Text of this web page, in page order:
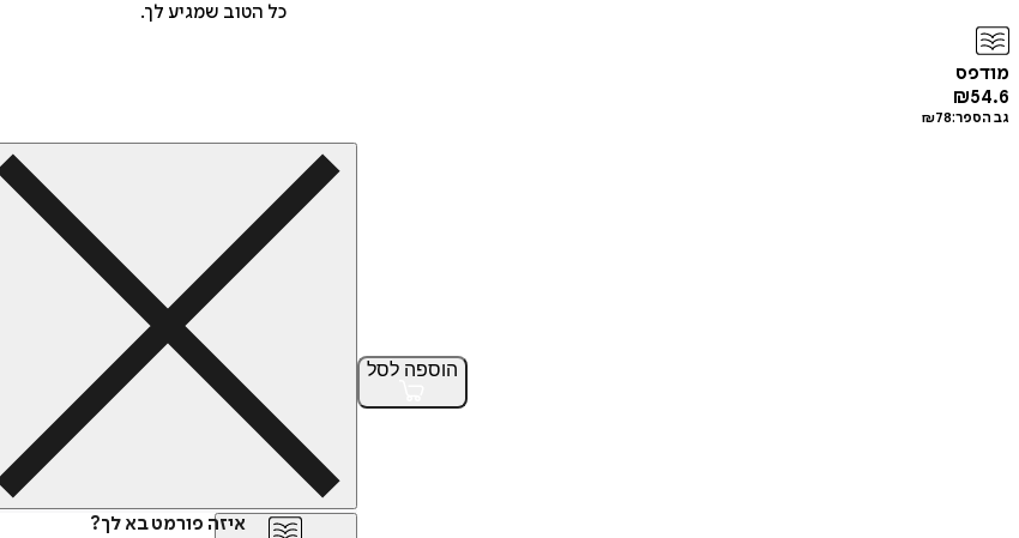
כל הטוב שמגיע לך.
מודפס
₪54.6
גב הספר: ₪78
הוספה לסל
איזה פורמט בא לך?